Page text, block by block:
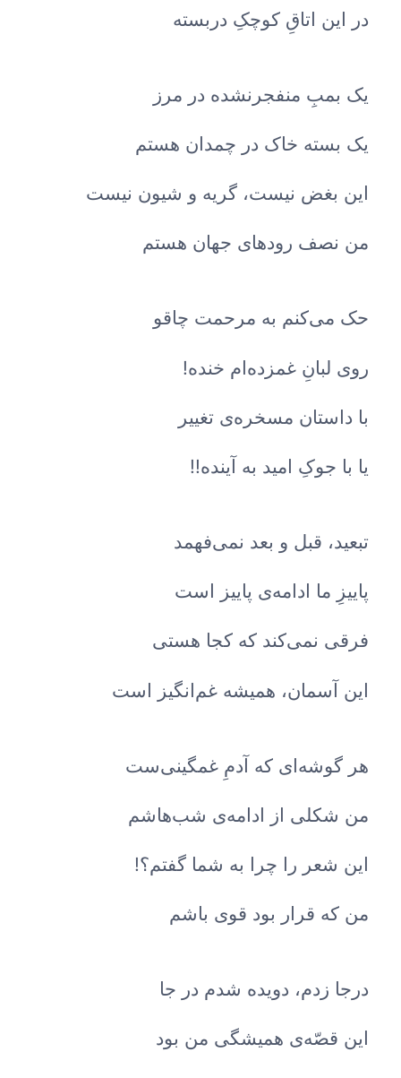
در این اتاقِ کوچکِ در‌بسته
یک بمبِ منفجر‌نشده در مرز
یک بسته خاک در چمدان هستم
این بغض نیست، گریه و شیون نیست
من نصف رودهای جهان هستم
حک می‌کنم به مرحمت چاقو
روی لبانِ غمزده‌ام خنده!
با داستان مسخره‌ی تغییر
یا با جوکِ امید به آینده!!
تبعید، قبل و بعد نمی‌فهمد
پاییزِ ما ادامه‌ی پاییز است
فرقی نمی‌کند که کجا هستی
این آسمان، همیشه غم‌انگیز است
هر گوشه‌ای که آدمِ غمگینی‌ست
من شکلی از ادامه‌ی شب‌هاشم
این شعر را چرا به شما گفتم؟!
من که قرار بود قوی باشم
درجا زدم، دویده شدم در جا
این قصّه‌ی همیشگی من بود